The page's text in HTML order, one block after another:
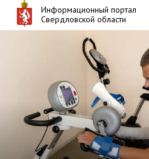
Информационный портал
Свердловской области